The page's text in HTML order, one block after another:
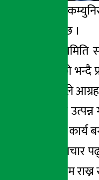
काठमाडौं – नेपाल
नपर्न आग्रह गरेको छ ।
नेकपाका स्थायी समिति
देउवालाई भेट गरेको
समाचार नलेख्न उनले
पार्टीका विरुद्ध भ्रम
लागेको भन्दै त्यस्ता
उनले प्रकाशित समाचार
पेशाको गरिमा कायम